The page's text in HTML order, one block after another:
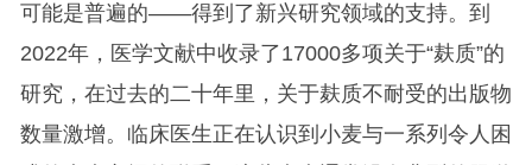
可能是普遍的——得到了新兴研究领域的支持。到
2022年，医学文献中收录了17000多项关于“麸质”的
研究，在过去的二十年里，关于麸质不耐受的出版物
数量激增。临床医生正在认识到小麦与一系列令人困